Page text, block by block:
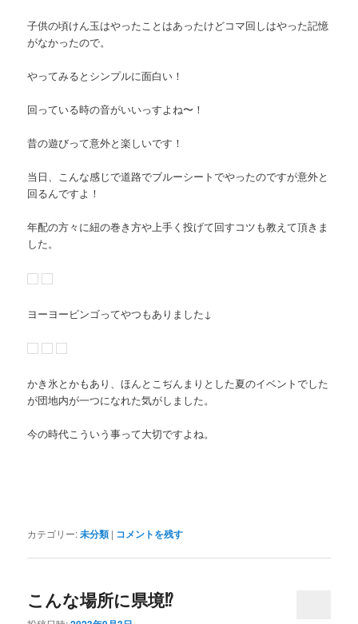
子供の頃けん玉はやったことはあったけどコマ回しはやった記憶
がなかったので。
やってみるとシンプルに面白い！
回っている時の音がいいっすよね〜！
昔の遊びって意外と楽しいです！
当日、こんな感じで道路でブルーシートでやったのですが意外と
回るんですよ！
年配の方々に紐の巻き方や上手く投げて回すコツも教えて頂きま
した。
ヨーヨービンゴってやつもありました↓
かき氷とかもあり、ほんとこぢんまりとした夏のイベントでした
が団地内が一つになれた気がしました。
今の時代こういう事って大切ですよね。
カテゴリー:未分類 | コメントを残す
こんな場所に県境⁉︎